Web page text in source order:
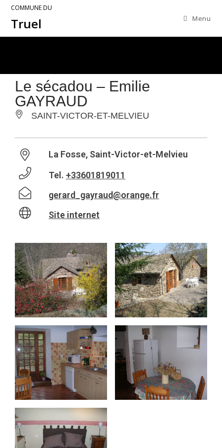
COMMUNE DU
Truel Menu
Le sécadou – Emilie
GAYRAUD
SAINT-VICTOR-ET-MELVIEU
La Fosse, Saint-Victor-et-Melvieu
Tel. +33601819011
gerard_gayraud@orange.fr
Site internet